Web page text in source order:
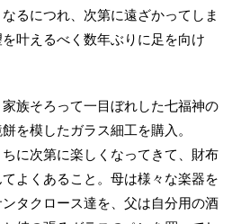
るにつれ、次第に遠ざかってしま
叶えるべく数年ぶりに足を向け
族そろって一目ぼれした七福神の
を模したガラス細工を購入。
に次第に楽しくなってきて、財布
よくあること。母は様々な楽器を
タクロース達を、父は自分用の酒